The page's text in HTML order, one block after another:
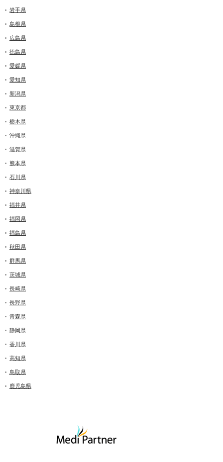
岩手県
島根県
広島県
徳島県
愛媛県
愛知県
新潟県
東京都
栃木県
沖縄県
滋賀県
熊本県
石川県
神奈川県
福井県
福岡県
福島県
秋田県
群馬県
茨城県
長崎県
長野県
青森県
静岡県
香川県
高知県
鳥取県
鹿児島県